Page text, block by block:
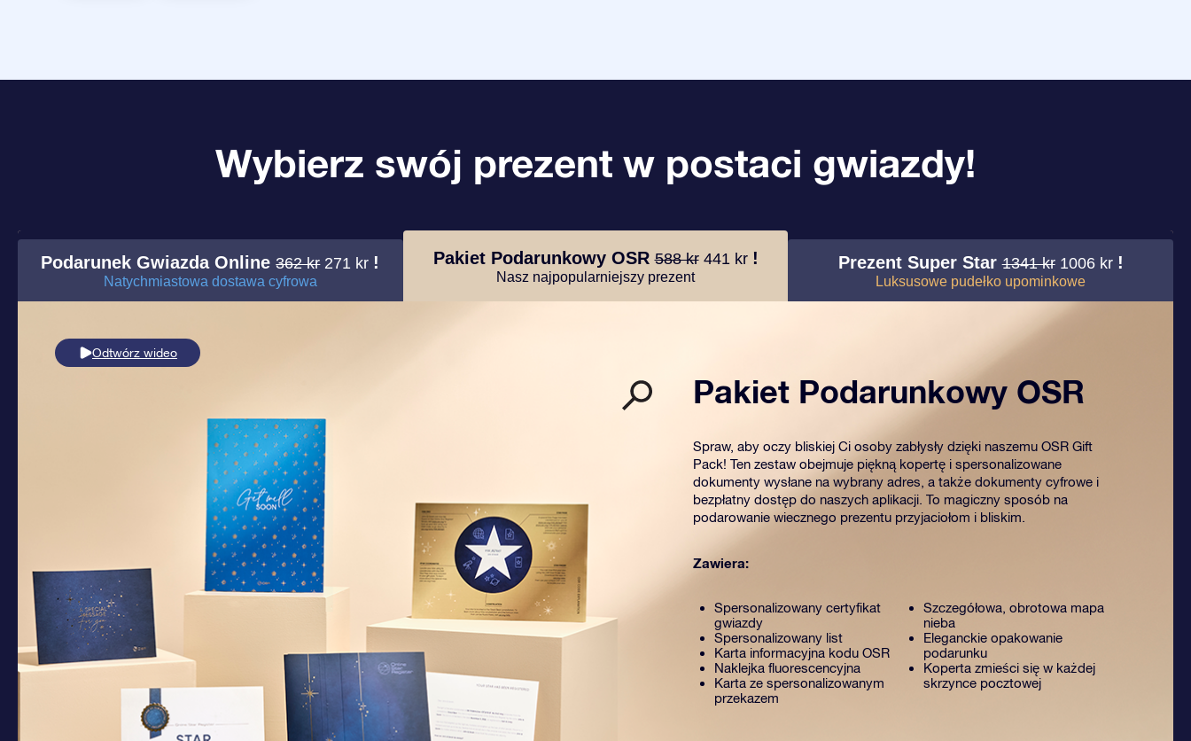
Wybierz swój prezent w postaci gwiazdy!
Podarunek Gwiazda Online362 kr 271 kr !
Natychmiastowa dostawa cyfrowa
Pakiet Podarunkowy OSR588 kr 441 kr !
Nasz najpopularniejszy prezent
Prezent Super Star1341 kr 1006 kr !
Luksusowe pudełko upominkowe
Odtwórz wideo
Pakiet Podarunkowy OSR
Spraw, aby oczy bliskiej Ci osoby zabłysły dzięki naszemu OSR Gift
Pack! Ten zestaw obejmuje piękną kopertę i spersonalizowane
dokumenty wysłane na wybrany adres, a także dokumenty cyfrowe i
bezpłatny dostęp do naszych aplikacji. To magiczny sposób na
podarowanie wiecznego prezentu przyjaciołom i bliskim.
Zawiera:
Spersonalizowany certyfikat
gwiazdy
Spersonalizowany list
Karta informacyjna kodu OSR
Naklejka fluorescencyjna
Karta ze spersonalizowanym
przekazem
Szczegółowa, obrotowa mapa
nieba
Eleganckie opakowanie
podarunku
Koperta zmieści się w każdej
skrzynce pocztowej